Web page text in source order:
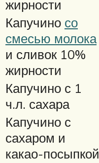
жирности
Капучино со
смесью молока
и сливок 10%
жирности
Капучино с 1
ч.л. сахара
Капучино с
сахаром и
какао-посыпкой